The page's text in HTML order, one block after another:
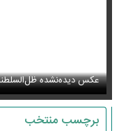
عکس دیده‌نشده
برچسب منتخب